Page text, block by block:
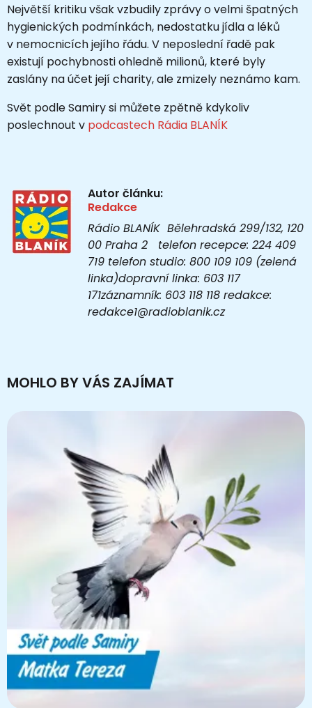
Největší kritiku však vzbudily zprávy o velmi špatných
hygienických podmínkách, nedostatku jídla a léků
v nemocnicích jejího řádu. V neposlední řadě pak
existují pochybnosti ohledně milionů, které byly
zaslány na účet její charity, ale zmizely neznámo kam.
Svět podle Samiry si můžete zpětně kdykoliv
poslechnout v podcastech Rádia BLANÍK
Autor článku:
Redakce
Rádio BLANÍK Bělehradská 299/132, 120
00 Praha 2 telefon recepce: 224 409
719 telefon studio: 800 109 109 (zelená
linka)dopravní linka: 603 117
171záznamník: 603 118 118 redakce:
redakce1@radioblanik.cz
MOHLO BY VÁS ZAJÍMAT